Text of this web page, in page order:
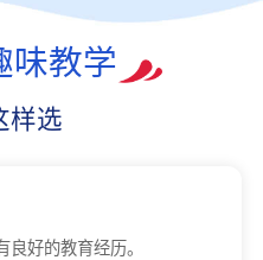
味教学
样选
良好的教育经历。